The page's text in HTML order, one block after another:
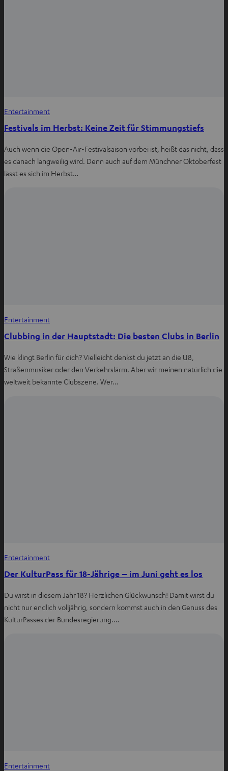
Entertainment
Festivals im Herbst: Keine Zeit für Stimmungstiefs
Auch wenn die Open-Air-Festivalsaison vorbei ist, heißt das nicht, dass
es danach langweilig wird. Denn auch auf dem Münchner Oktoberfest
lässt es sich im Herbst…
Entertainment
Clubbing in der Hauptstadt: Die besten Clubs in Berlin
Wie klingt Berlin für dich? Vielleicht denkst du jetzt an die U8,
Straßenmusiker oder den Verkehrslärm. Aber wir meinen natürlich die
weltweit bekannte Clubszene. Wer…
Entertainment
Der KulturPass für 18-Jährige – im Juni geht es los
Du wirst in diesem Jahr 18? Herzlichen Glückwunsch! Damit wirst du
nicht nur endlich volljährig, sondern kommst auch in den Genuss des
KulturPasses der Bundesregierung.…
Entertainment